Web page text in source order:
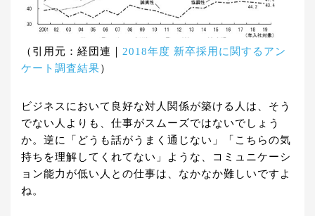
（引用元：経団連｜ 2018年度 新卒採用に関するアン
ケート調査結果）
ビジネスにおいて良好な対人関係が築ける人は、そう
でない人よりも、仕事がスムーズではないでしょう
か。逆に「どうも話がうまく通じない」「こちらの気
持ちを理解してくれてない」ような、コミュニケーシ
ョン能力が低い人との仕事は、なかなか難しいですよ
ね。